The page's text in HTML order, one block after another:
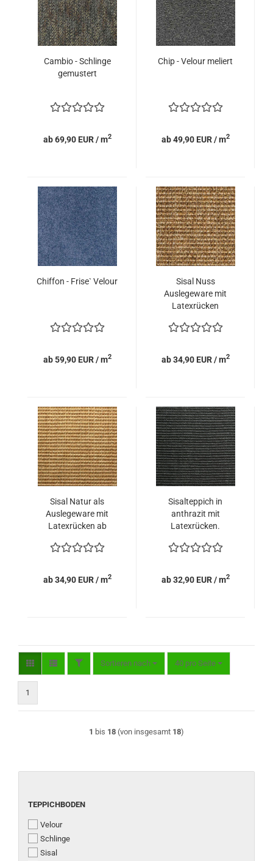
Cambio - Schlinge
gemustert
ab 69,90 EUR / m2
Chip - Velour meliert
ab 49,90 EUR / m2
Chiffon - Frise` Velour
ab 59,90 EUR / m2
Sisal Nuss
Auslegeware mit
Latexrücken
ab 34,90 EUR / m2
Sisal Natur als
Auslegeware mit
Latexrücken ab
ab 34,90 EUR / m2
Sisalteppich in
anthrazit mit
Latexrücken.
ab 32,90 EUR / m2
FILTERSortieren nach
Sortieren nach 40 pro Seite
pro Seite
1
1 bis 18 (von insgesamt 18)
TEPPICHBODEN
TEPPICHBODEN
Velour
Schlinge
Sisal